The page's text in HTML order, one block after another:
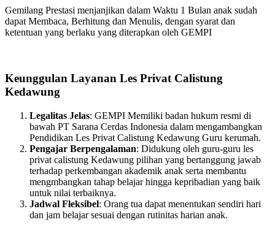
Gemilang Prestasi menjanjikan dalam Waktu 1 Bulan anak sudah
dapat Membaca, Berhitung dan Menulis, dengan syarat dan
ketentuan yang berlaku yang diterapkan oleh GEMPI
Keunggulan Layanan Les Privat Calistung
Kedawung
Legalitas Jelas: GEMPI Memiliki badan hukum resmi di
bawah PT Sarana Cerdas Indonesia dalam mengambangkan
Pendidikan Les Privat Calistung Kedawung Guru kerumah.
Pengajar Berpengalaman: Didukung oleh guru-guru les
privat calistung Kedawung pilihan yang bertanggung jawab
terhadap perkembangan akademik anak serta membantu
mengmbangkan tahap belajar hingga kepribadian yang baik
untuk nilai terbaiknya.
Jadwal Fleksibel: Orang tua dapat menentukan sendiri hari
dan jam belajar sesuai dengan rutinitas harian anak.